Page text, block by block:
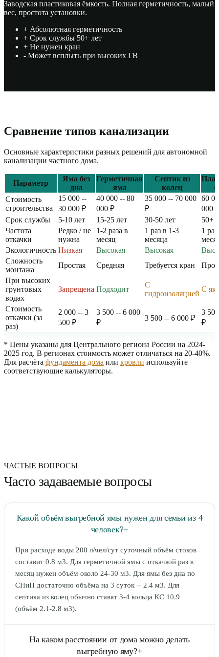
Заводская пластиковая ёмкость. Полная герметичность, малый
вес, простота установки.
+ Абсолютная герметичность
+ Срок службы 50+ лет
+ Не нужен кран
- Может всплыть при высоких ГВ
Сравнение типов канализации
Основные характеристики разных решений для автономной
канализации частного дома.
Параметр
Яма без
дна
Герметичная
яма
Септик из
колец
Стоимость
строительства
15 000 --
30 000 ₽
40 000 -- 80
000 ₽
35 000 -- 70 000
₽
60
000 ₽
Срок службы
5-10 лет 15-25 лет 30-50 лет
50+
Частота
откачки
Редко / не
нужна
1-2 раза в
месяц
1 раз в 1-3
месяца
1
Экологичность Низкая Высокая Высокая
Сложность
монтажа
Простая Средняя Требуется кран
При высоких
грунтовых
водах
Запрещена Подходит
С
гидроизоляцией
С
Стоимость
откачки (за
раз)
2 000 -- 3
500 ₽
3 500 -- 6 000
₽
3 500 -- 6 000 ₽
3
₽
* Цены указаны для Центрального региона России на 2024-
2025 год. В регионах стоимость может отличаться на 20-40%.
Для расчёта фундамента дома или кровли используйте
соответствующие калькуляторы.
ЧАСТЫЕ ВОПРОСЫ
Часто задаваемые вопросы
Какой объём выгребной ямы нужен для семьи из 4
человек?−
При расходе воды 200 л/чел/сут суточный объём стоков
составит 0.8 м3. Для герметичной ямы с откачкой раз в
месяц нужен объём около 24-30 м3. Для ямы без дна по
СНиП достаточно объёма на 3 суток -- 2.4 м3. Для
септика из колец обычно ставят 3-4 кольца КС 10.9
(объём 2.1-2.8 м3).
На каком расстоянии от дома можно делать
выгребную яму?+